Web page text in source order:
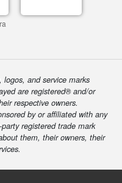
and service marks
are registered® and/or
respective owners.
by or affiliated with any
registered trade mark
them, their owners, their